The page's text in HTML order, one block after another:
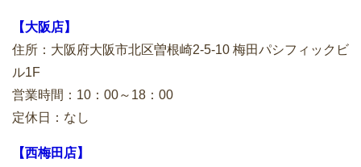
【大阪店】
住所：大阪府大阪市北区曽根崎2-5-10 梅田パシフィックビ
ル1F
営業時間：10：00～18：00
定休日：なし
【西梅田店】